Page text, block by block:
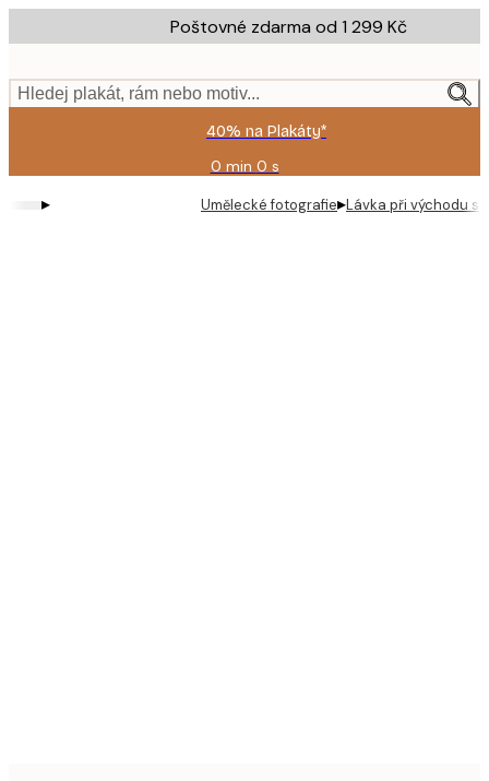
to
content.
Poštovné zdarma od 1 299 Kč
Hledej plakát, rám nebo motiv...
40% na Plakáty*
0 min 0 s
Platné
do:
2026-
▸ Umělecké fotografie▸Lávka při východu